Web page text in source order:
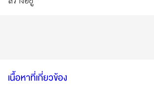
เนื้อหาที่เกี่ยวข้อง